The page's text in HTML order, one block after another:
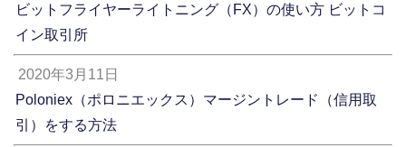
ビットフライヤーライトニング（FX）の使い方 ビットコ
イン取引所
2020年3月11日
Poloniex（ポロニエックス）マージントレード（信用取
引）をする方法